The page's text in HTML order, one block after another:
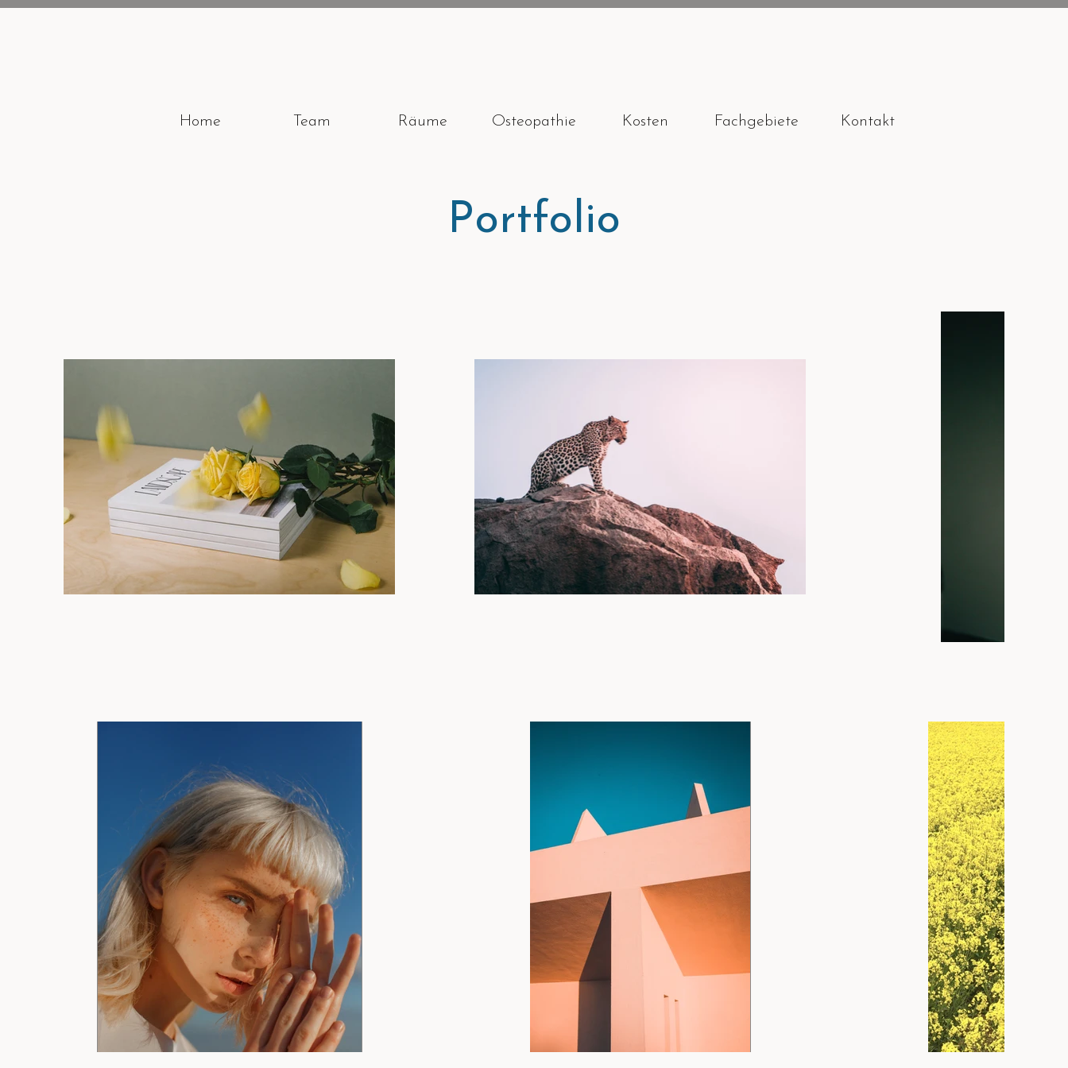
Home Team Räume Osteopathie Kosten Fachgebiete Kontakt
Portfolio